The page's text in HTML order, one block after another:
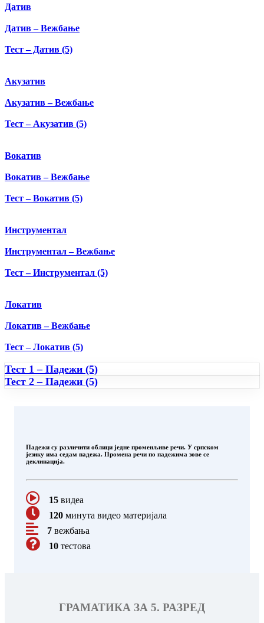
Датив
Датив – Вежбање
Тест – Датив (5)
Акузатив
Акузатив – Вежбање
Тест – Акузатив (5)
Вокатив
Вокатив – Вежбање
Тест – Вокатив (5)
Инструментал
Инструментал – Вежбање
Тест – Инструментал (5)
Локатив
Локатив – Вежбање
Тест – Локатив (5)
Тест 1 – Падежи (5)
Тест 2 – Падежи (5)
Падежи су различити облици једне променљиве речи. У српском
језику има седам падежа. Промена речи по падежима зове се
деклинација.
15 видеа
120 минута видео материјала
7 вежбања
10 тестова
ГРАМАТИКА ЗА 5. РАЗРЕД